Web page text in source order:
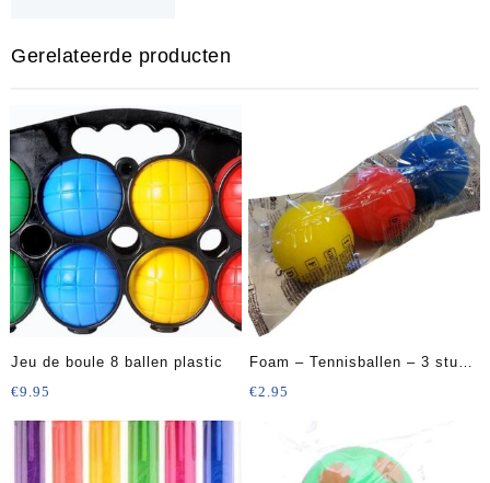
Gerelateerde producten
Jeu de boule 8 ballen plastic
€9.95
Foam – Tennisballen – 3 stuks
– Rood;Geel;Blauw
€2.95